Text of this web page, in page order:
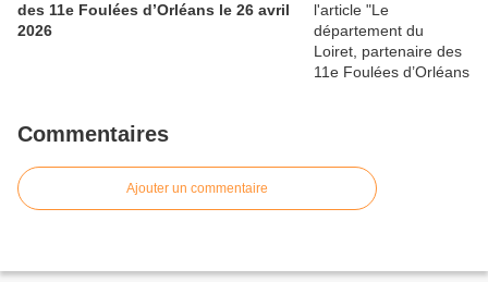
des 11e Foulées d’Orléans le 26 avril
2026
Commentaires
Ajouter un commentaire